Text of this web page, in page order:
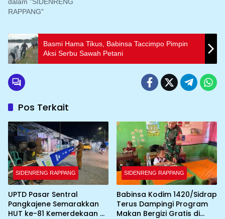
RAPPANG"
Basmi Hama Tikus, Babinsa Taccimpo Pimpin
Aksi Serbu Sawah Petani
Pos Terkait
SIDENRENG RAPPANG
UPTD Pasar Sentral
Pangkajene Semarakkan
HUT ke-81 Kemerdekaan RI
SIDENRENG RAPPANG
Babinsa Kodim 1420/Sidrap
Terus Dampingi Program
Makan Bergizi Gratis di